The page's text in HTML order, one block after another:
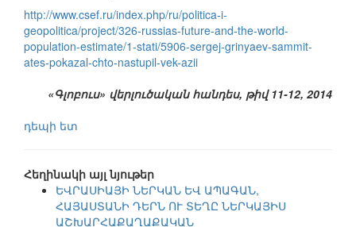
http://www.csef.ru/index.php/ru/politica-i-
geopolitica/project/326-russias-future-and-the-world-
population-estimate/1-stati/5906-sergej-grinyaev-sammit-
ates-pokazal-chto-nastupil-vek-azii
«Գլոբուս» վերլուծական հանդես, թիվ 11-12, 2014
դեպի ետ
Հեղինակի այլ նյութեր
ԵՎՐԱՍԻԱՅԻ ՆԵՐԿԱՆ ԵՎ ԱՊԱԳԱՆ,
ՀԱՅԱՍՏԱՆԻ ԴԵՐՆ ՈՒ ՏԵՂԸ ՆԵՐԿԱՅԻՍ
ԱՇԽԱՐՀԱՔԱՂԱՔԱԿԱՆ